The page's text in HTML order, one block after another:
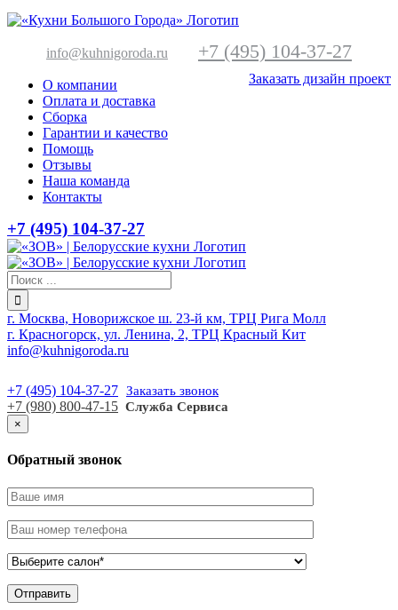
info@kuhnigoroda.ru +7 (495) 104-37-27
Заказать дизайн проект
О компании
Оплата и доставка
Сборка
Гарантии и качество
Помощь
Отзывы
Наша команда
Контакты
+7 (495) 104-37-27
г. Москва, Новорижское ш. 23-й км, ТРЦ Рига Молл
г. Красногорск, ул. Ленина, 2, ТРЦ Красный Кит
info@kuhnigoroda.ru
+7 (495) 104-37-27 Заказать звонок
+7 (980) 800-47-15 Служба Сервиса
×
Обратный звонок